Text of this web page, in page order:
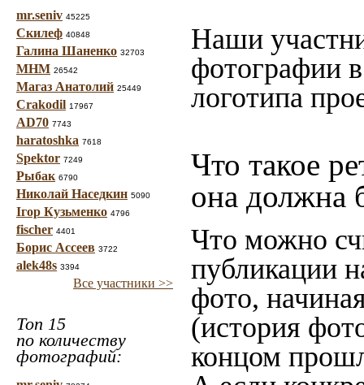
mr.seniv 45225
Скилеф 40848
Галина Шаненко 32703
МНМ 26542
Магаз Анатолий 25449
Crakodil 17967
AD70 7743
haratoshka 7618
Spektor 7249
Рыбак 6790
Николай Наседкин 5090
Ігор Кузьменко 4796
fischer 4401
Борис Ассеев 3722
alek48s 3394
Все участники >>
Топ 15
по количеству
фотографий:
Наши
фотографии
логотипа
Что такое
она должна
Что можно
публикации
фото,
(история
концом